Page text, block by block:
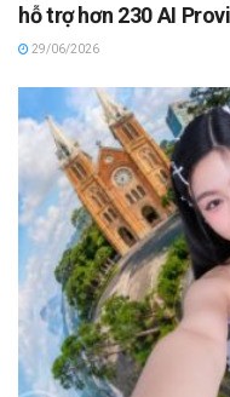
hỗ trợ hơn 230 AI
29/06/2026